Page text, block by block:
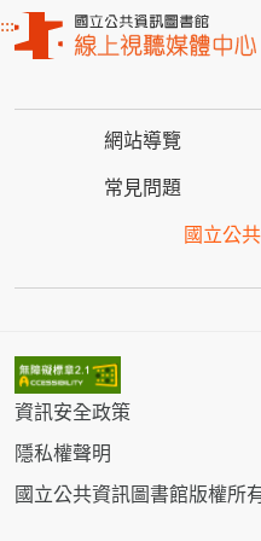
:::
網站導覽
常見問題
國立公
資訊安全政策
隱私權聲明
國立公共資訊圖書館版權所